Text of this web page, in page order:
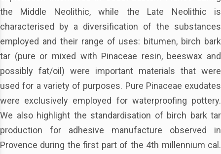
the Middle Neolithic, while the Late Neolithic is
characterised by a diversification of the substances
employed and their range of uses: bitumen, birch bark
tar (pure or mixed with Pinaceae resin, beeswax and
possibly fat/oil) were important materials that were
used for a variety of purposes. Pure Pinaceae exudates
were exclusively employed for waterproofing pottery.
We also highlight the standardisation of birch bark tar
production for adhesive manufacture observed in
Provence during the first part of the 4th millennium cal.